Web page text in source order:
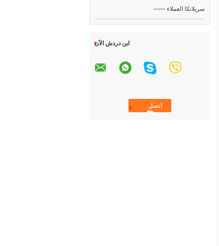
—— سريلانكا العملاء
ابن دردش الآن